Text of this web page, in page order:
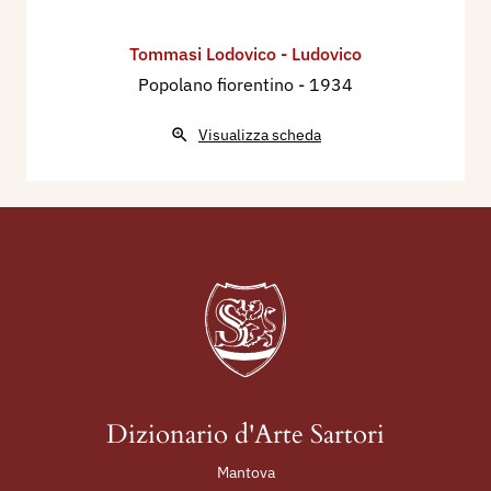
1955 - Luigi Servolini, Dizionario Illustrato degli
incisori italiani moderni e contemporanei,
Milano, Gorlich,p. 790.
1996 - La Biennale di Venezia. Le Esposizioni
Biblioteca Panizzi, p. 90, 93 ill..
Tommasi Lodovico - Ludovico
Popolano fiorentino - 1934
Visualizza scheda
Dizionario d'Arte Sartori
Mantova